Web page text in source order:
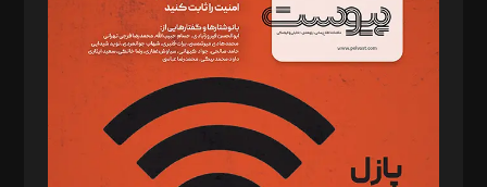
د‌بیر خدمت و تجارت: ابوالفضل رجبی
د‌بیر حقوق فناوری: حسام‌الدین ایپکچی
د‌بیر پیوست جهان: مینا پاکدل
د‌بیر تحریریه آنلاین: بابک نقاش
تحریریه‌: مجتبی محمود‌ی، آرش برهمند، یسنا امان‌پور، سروش کرمیان،
مصطفی مسجدی آرانی، ابوالفضل رجبی، زهرا فکرانه، فائزه فتحی